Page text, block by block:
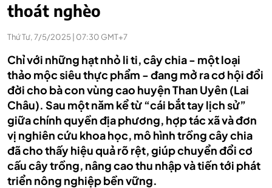
thoát nghèo
Thứ Tư, 7/5/2025 | 07:30 GMT+7
Chỉ với những hạt nhỏ li ti, cây chia - một loại
thảo mộc siêu thực phẩm - đang mở ra cơ hội đổi
đời cho bà con vùng cao huyện Than Uyên (Lai
Châu). Sau một năm kể từ “cái bắt tay lịch sử”
giữa chính quyền địa phương, hợp tác xã và đơn
vị nghiên cứu khoa học, mô hình trồng cây chia
đã cho thấy hiệu quả rõ rệt, giúp chuyển đổi cơ
cấu cây trồng, nâng cao thu nhập và tiến tới phát
triển nông nghiệp bền vững.